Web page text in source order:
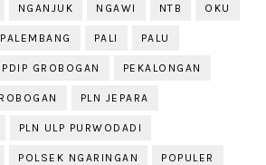
NGANJUK NGAWI NTB OKU
PALEMBANG PALI PALU
PDIP GROBOGAN PEKALONGAN
PLN JEPARA
PLN ULP PURWODADI
POLSEK NGARINGAN POPULER